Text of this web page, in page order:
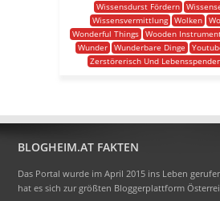
Wissensdurst Fördern
Wissensvermittlung Wolken
Wonderful Things Wooden
Wunder Wunderbare Dinge
Zerstörerisch Und
BLOGHEIM.AT FAKTEN
Das Portal wurde im April 2015 ins Leben
hat es sich zur größten Bloggerplattform